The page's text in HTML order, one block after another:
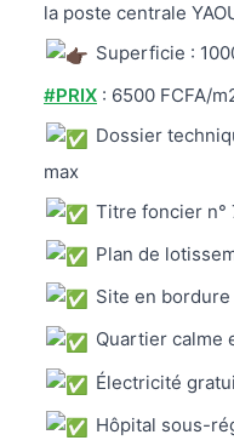
la poste centrale
Superficie :
#PRIX : 6500 FCFA/
Dossier
max
Titre foncier n°
Plan de
Site en
Quartier calme
Électricité
Hôpital sous-